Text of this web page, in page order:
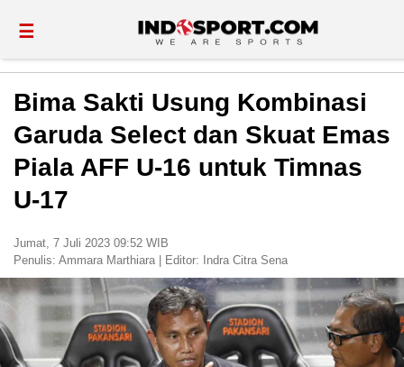
☰
Bima Sakti Usung Kombinasi
Garuda Select dan Skuat Emas
Piala AFF U-16 untuk Timnas
U-17
Jumat, 7 Juli 2023 09:52 WIB
Penulis: Ammara Marthiara Editor: Indra Citra Sena